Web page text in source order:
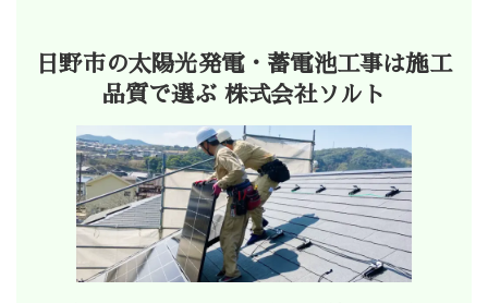
日野市の太陽光発電・蓄電池工事は施工
品質で選ぶ 株式会社ソルト